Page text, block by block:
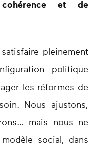
et de
pleinement
politique
les réformes de
Nous ajustons,
mais nous ne
social, dans